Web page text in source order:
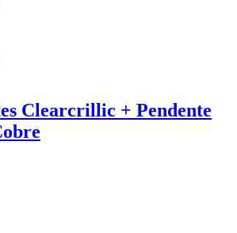
Clearcrillic + Pendente